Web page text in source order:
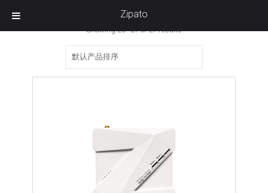
Showing 25–27 of 27 results
Zipato